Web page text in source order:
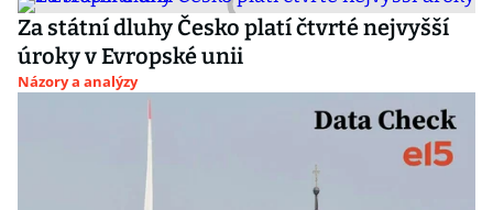
Za státní dluhy Česko platí čtvrté nejvyšší
úroky v Evropské unii
Názory a analýzy